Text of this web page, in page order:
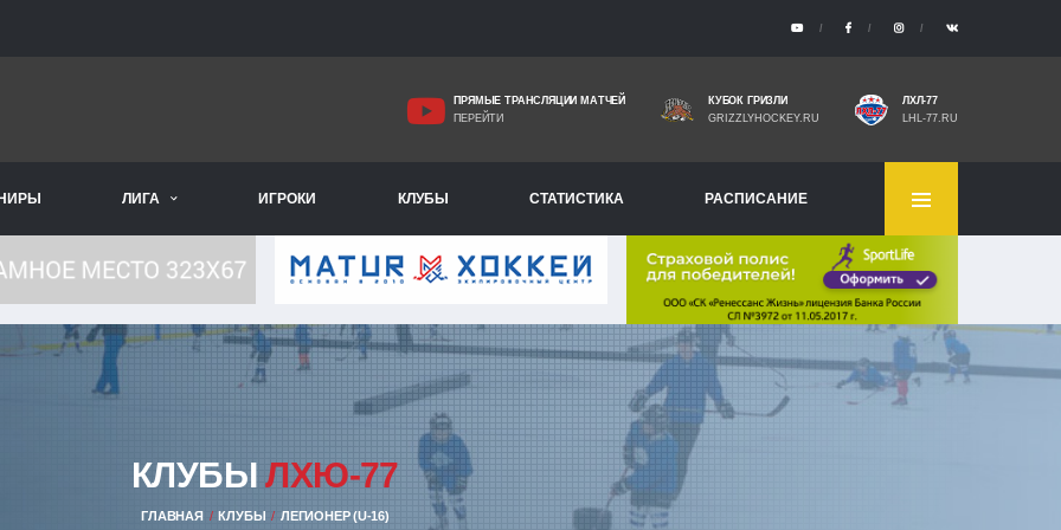
ПРЯМЫЕ ТРАНСЛЯЦИИ МАТЧЕЙ
ПЕРЕЙТИ
КУБОК ГРИЗЛИ
GRIZZLYHOCKEY.RU
ЛХЛ-77
LHL-77.RU
ЛИГА ИГРОКИ КЛУБЫ СТАТИСТИКА РАСПИСАНИЕ
КЛУБЫЛХЮ-77
ГЛАВНАЯ КЛУБЫ ЛЕГИОНЕР (U-16)